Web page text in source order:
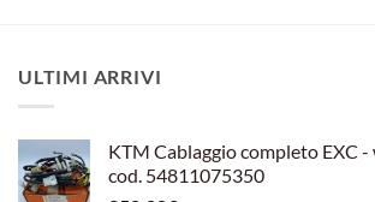
ULTIMI ARRIVI
KTM Cablaggio completo EXC
cod. 54811075350